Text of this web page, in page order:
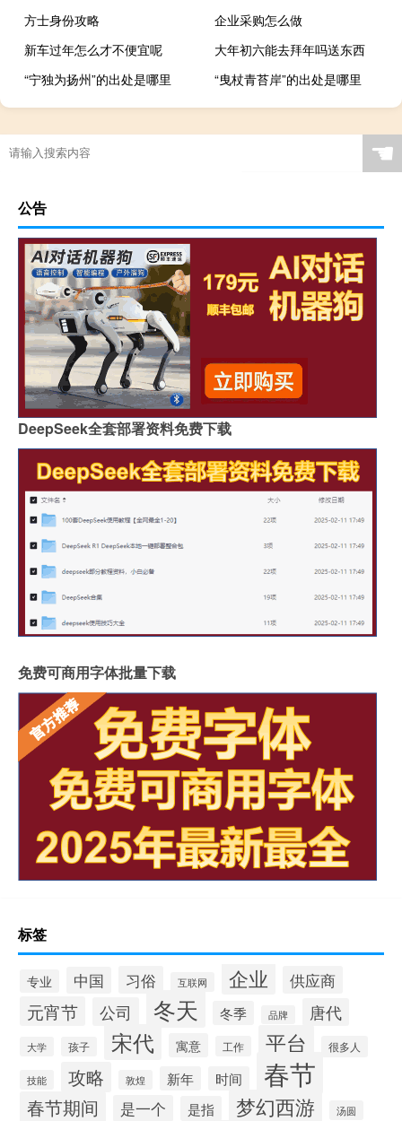
方士身份攻略
企业采购怎么做
新车过年怎么才不便宜呢
大年初六能去拜年吗送东西
“宁独为扬州”的出处是哪里
“曳杖青苔岸”的出处是哪里
苯酚的结构简式
☚
公告
DeepSeek全套部署资料免费下载
免费可商用字体批量下载
标签
专业 中国 习俗 互联网 企业 供应商
元宵节 公司 冬天 冬季 品牌 唐代
大学 孩子 宋代 寓意 工作 平台 很多人
技能 攻略 敦煌 新年 时间 春节
春节期间 是一个 是指 梦幻西游 汤圆